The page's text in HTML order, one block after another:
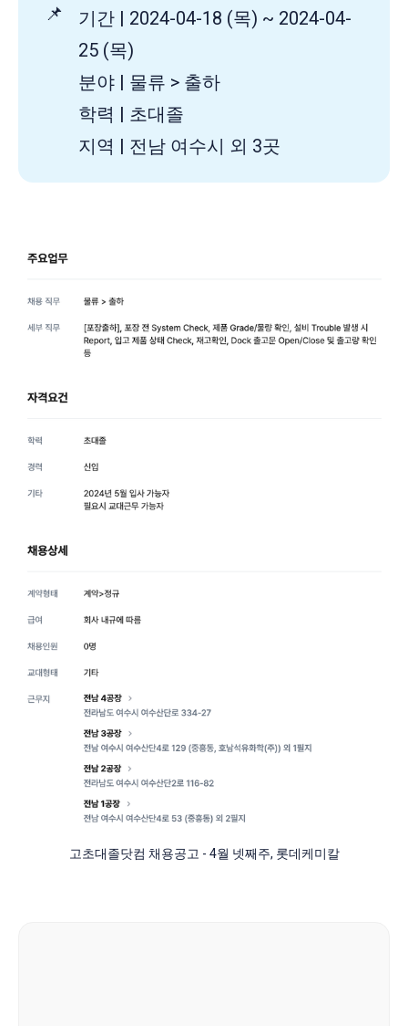
📌
기간 | 2024-04-18 (목) ~ 2024-04-
25 (목)
분야 | 물류 > 출하
학력 | 초대졸
지역 | 전남 여수시 외 3곳
고초대졸닷컴 채용공고 - 4월 넷째주, 롯데케미칼